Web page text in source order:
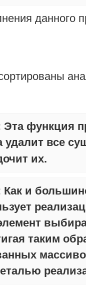
данного
Эта функция
удалит все
их.
Как и
таким